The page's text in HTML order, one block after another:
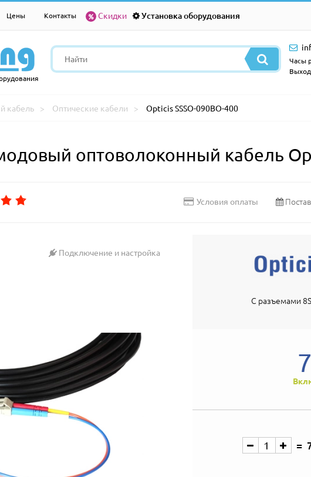
Цены Контакты Скидки Установка оборудования
Часы
кабель Оптические кабели Opticis SSSO-090BO-400
оптоволоконный кабель
Условия оплаты
Подключение и настройка
С разъемами